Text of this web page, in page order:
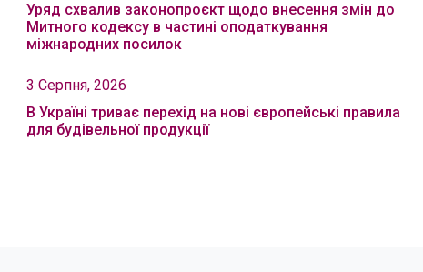
Уряд схвалив законопроєкт щодо внесення змін до
Митного кодексу в частині оподаткування
міжнародних посилок
3 Серпня, 2026
В Україні триває перехід на нові європейські правила
для будівельної продукції